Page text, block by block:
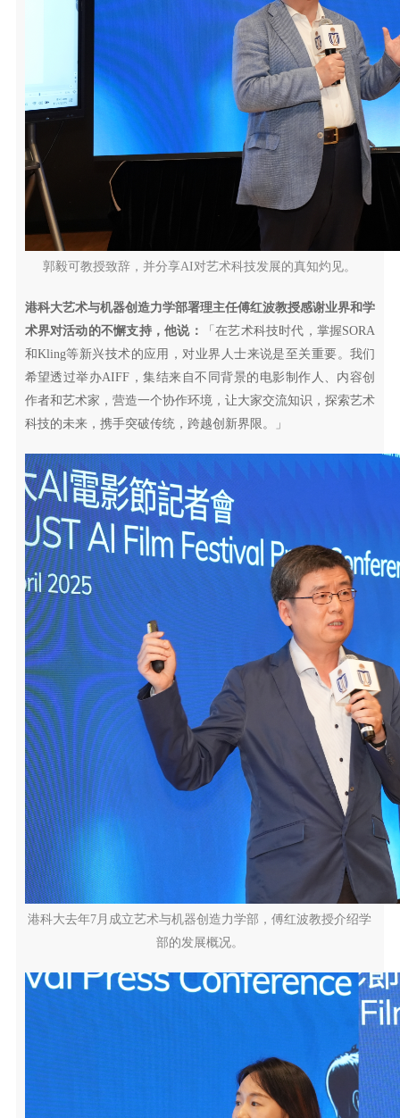
郭毅可教授致辞，并分享AI对艺术科技发展的真知灼见。
港科大艺术与机器创造力学部署理主任傅红波教授感谢业界和学
术界对活动的不懈支持，他说：
「在艺术科技时代，掌握SORA
和Kling等新兴技术的应用，对业界人士来说是至关重要。我们
希望透过举办AIFF，集结来自不同背景的电影制作人、内容创
作者和艺术家，营造一个协作环境，让大家交流知识，探索艺术
科技的未来，携手突破传统，跨越创新界限。」
港科大去年7月成立艺术与机器创造力学部，傅红波教授介绍学
部的发展概况。